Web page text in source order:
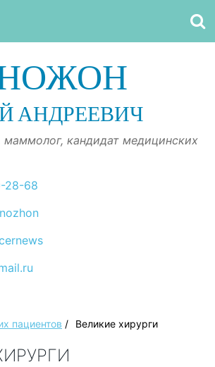
АНДРЕЕВИЧ
маммолог, кандидат медицинских
28-68
пациентов / Великие хирурги